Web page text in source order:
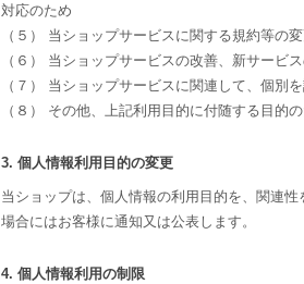
対応のため
（５） 当ショップサービスに関する規約等の
（６） 当ショップサービスの改善、新サービ
（７） 当ショップサービスに関連して、個別
（８） その他、上記利用目的に付随する目的
3. 個人情報利用目的の変更
当ショップは、個人情報の利用目的を、関連
場合にはお客様に通知又は公表します。
4. 個人情報利用の制限